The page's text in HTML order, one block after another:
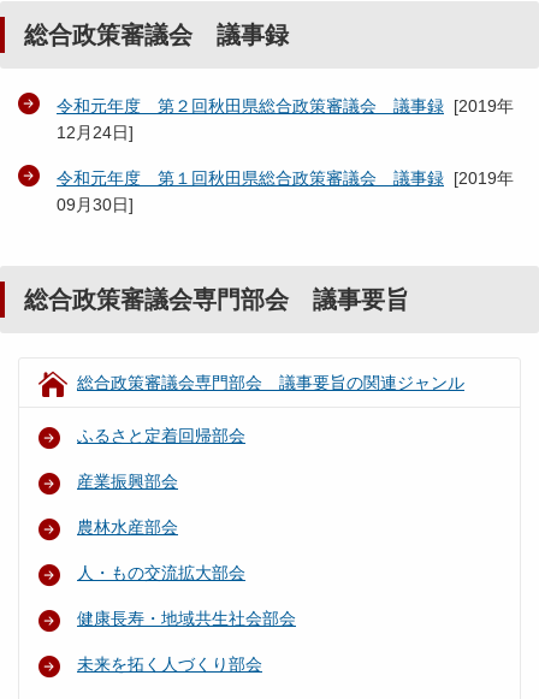
総合政策審議会 議事録
令和元年度 第２回秋田県総合政策審議会 議事録 [2019年
12月24日]
令和元年度 第１回秋田県総合政策審議会 議事録 [2019年
09月30日]
総合政策審議会専門部会 議事要旨
総合政策審議会専門部会 議事要旨の関連ジャンル
ふるさと定着回帰部会
産業振興部会
農林水産部会
人・もの交流拡大部会
健康長寿・地域共生社会部会
未来を拓く人づくり部会